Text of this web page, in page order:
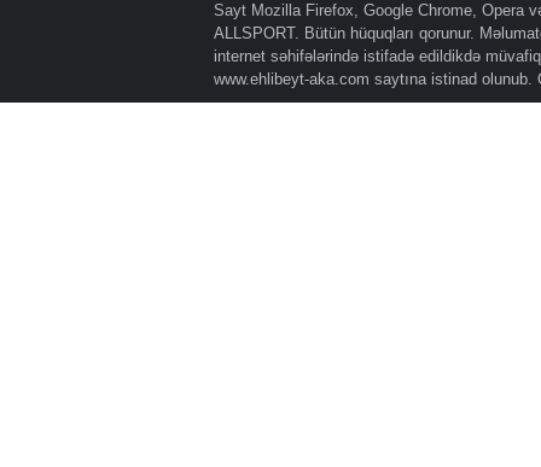
Sayt Mozilla Firefox, Google Chrome, Opera
ALLSPORT. Bütün hüquqları qorunur.
internet səhifələrində istifadə edildikdə
www.ehlibeyt-aka.com saytına istinad olunub.